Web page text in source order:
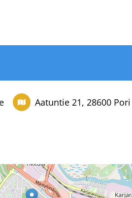
Aatuntie 21, 28600 Pori